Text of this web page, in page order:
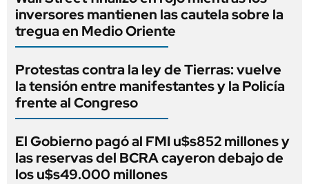
inversores mantienen las cautela sobre la
tregua en Medio Oriente
Protestas contra la ley de Tierras: vuelve
la tensión entre manifestantes y la Policía
frente al Congreso
El Gobierno pagó al FMI u$s852 millones y
las reservas del BCRA cayeron debajo de
los u$s49.000 millones